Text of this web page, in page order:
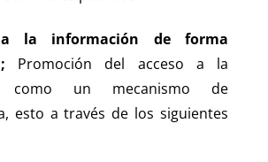
la información de forma
Promoción del acceso a la
como un mecanismo de
esto a través de los siguientes